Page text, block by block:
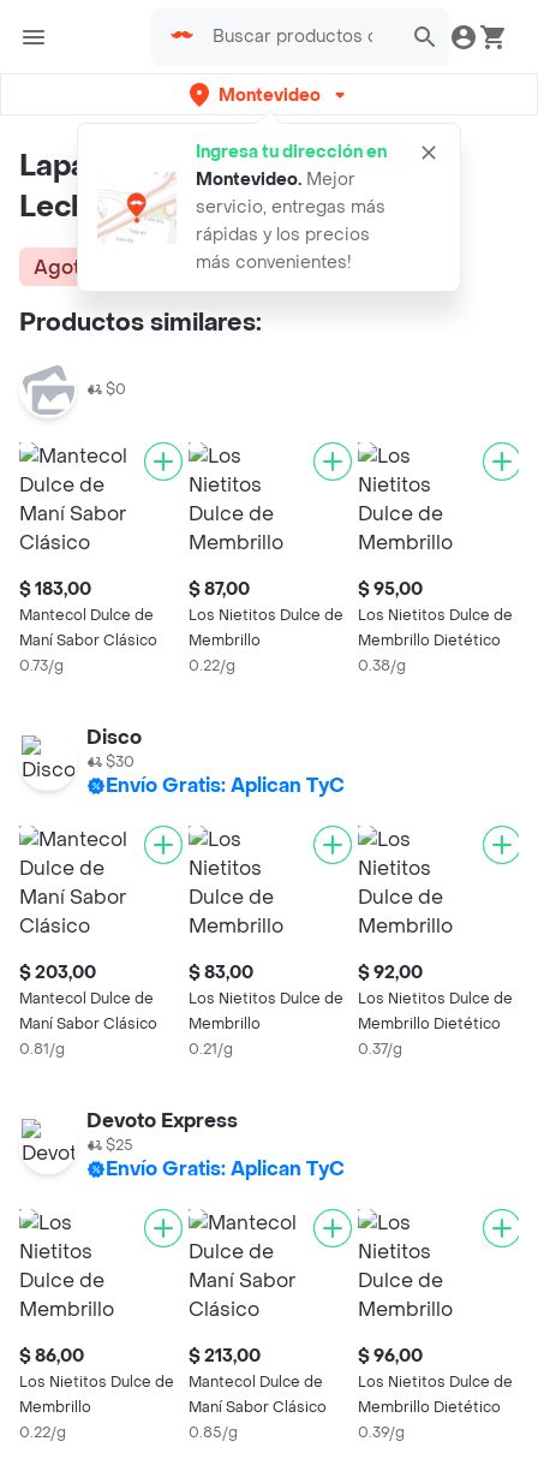
Montevideo
Ingresa tu dirección en
Montevideo. Mejor
servicio, entregas más
rápidas y los precios
más convenientes!
Lapataia Tableta de Dulce de
Leche Vaquita
Agotado
Productos similares:
$0
$ 183,00
Mantecol Dulce de
Maní Sabor Clásico
0.73/g
$ 87,00
Los Nietitos Dulce de
Membrillo
0.22/g
$ 95,00
Los Nietitos Dulce de
Membrillo Dietético
0.38/g
Disco
$30
Envío Gratis: Aplican TyC
$ 203,00
Mantecol Dulce de
Maní Sabor Clásico
0.81/g
$ 83,00
Los Nietitos Dulce de
Membrillo
0.21/g
$ 92,00
Los Nietitos Dulce de
Membrillo Dietético
0.37/g
Devoto Express
$25
Envío Gratis: Aplican TyC
$ 86,00
Los Nietitos Dulce de
Membrillo
0.22/g
$ 213,00
Mantecol Dulce de
Maní Sabor Clásico
0.85/g
$ 96,00
Los Nietitos Dulce de
Membrillo Dietético
0.39/g